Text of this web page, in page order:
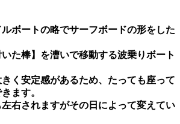
ボートの略でサーフボードの形をした
た棒】を漕いで移動する波乗りボート
く安定感があるため、たっても座って
ます。
右されますがその日によって変えてい